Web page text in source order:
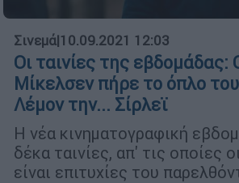
Σινεμά|10.09.2021 12:03
Οι ταινίες της
Μίκελσεν πήρε το όπλο
Λέμον την... Σίρλεϊ
Η νέα κινηματογραφική
δέκα ταινίες, απ' τις οποίες
είναι επιτυχίες του